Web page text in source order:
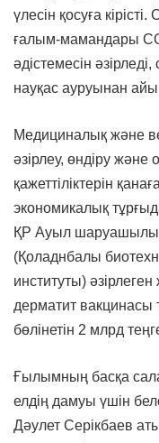
үлесін қосуға
ғалым-мамандары
әдістемесін
науқас ауруынан
Медициналық және
әзірлеу, өндіру және
қажеттіліктерін
экономикалық
ҚР Ауыл
(Қоладнбалы
институты)
дерматит вакцинасы
бөлінетін 2 млрд
Ғылымның басқа
елдің дамуы үшін
Дәулет Серікбаев